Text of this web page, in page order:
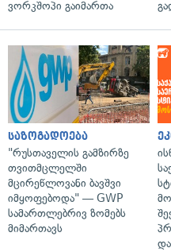
ვორკშოპი გაიმართა
საზოგადოება
"რუსთაველის გამზირზე
თვითმცლელში
მცირეწლოვანი ბავშვი
იმყოფებოდა" — GWP
სამართლებრივ ზომებს
მიმართავს